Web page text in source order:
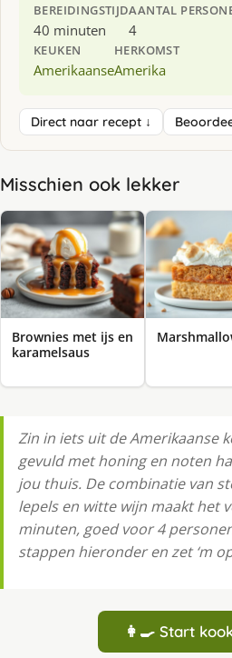
BEREIDINGSTIJD
40 minuten
AANTAL
4
KEUKEN
Amerikaanse
HERKOMST
Amerika
Direct naar recept ↓
Misschien ook lekker
Brownies met ijs en
karamelsaus
Zin in iets uit de Amerikaanse
gevuld met honing en noten
jou thuis. De combinatie van
lepels en witte wijn maakt het
minuten, goed voor 4
stappen hieronder en zet ‘m
👩‍🍳 Start